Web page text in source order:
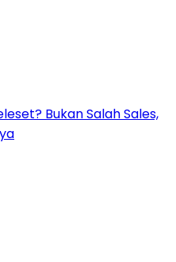
Bukan Salah Sales,